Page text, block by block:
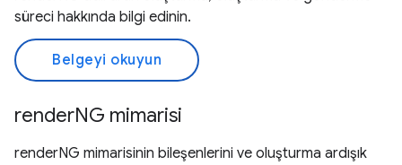
süreci hakkında bilgi edinin.
Belgeyi okuyun
renderNG mimarisi
renderNG mimarisinin bileşenlerini ve oluşturma ardışık